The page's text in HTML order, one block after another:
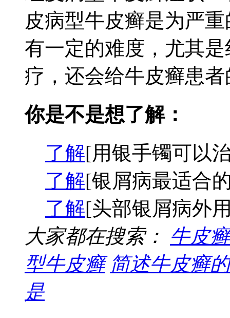
皮病型牛皮癣是为严
有一定的难度，尤其
疗，还会给牛皮癣患
你是不是想了解：
了解[用银手镯可以
了解[银屑病最适合
了解[头部银屑病外
大家都在搜索： 牛皮
型牛皮癣 简述牛皮癣
是